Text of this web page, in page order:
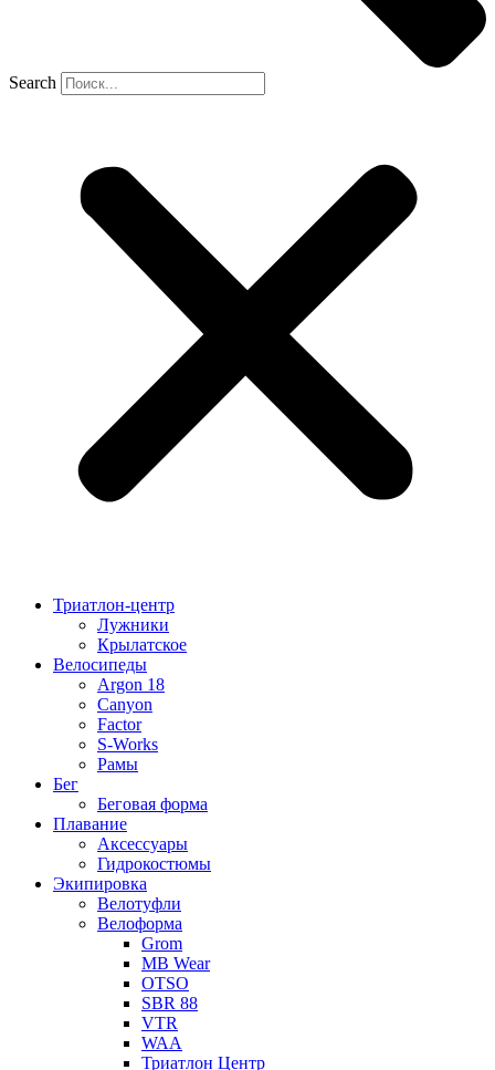
Search
Триатлон-центр
Лужники
Крылатское
Велосипеды
Argon 18
Canyon
Factor
S-Works
Рамы
Бег
Беговая форма
Плавание
Аксессуары
Гидрокостюмы
Экипировка
Велотуфли
Велоформа
Grom
MB Wear
OTSO
SBR 88
VTR
WAA
Триатлон Центр